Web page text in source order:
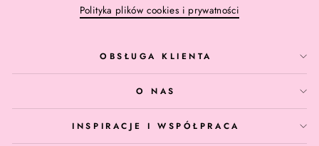
Polityka plików cookies i prywatności
OBSŁUGA KLIENTA
O NAS
INSPIRACJE I WSPÓŁPRACA